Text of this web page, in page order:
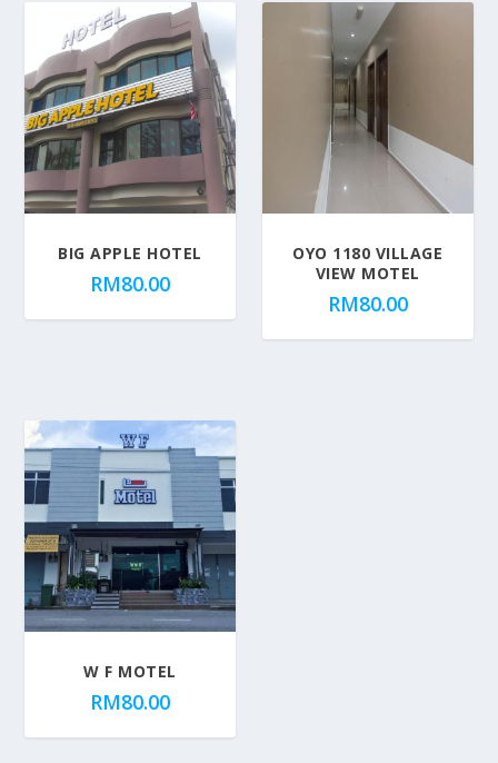
BIG APPLE HOTEL
RM80.00
OYO 1180 VILLAGE
VIEW MOTEL
RM80.00
W F MOTEL
RM80.00